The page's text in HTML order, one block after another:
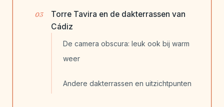
Torre Tavira en de dakterrassen van
Cádiz
De camera obscura: leuk ook bij warm
weer
Andere dakterrassen en uitzichtpunten